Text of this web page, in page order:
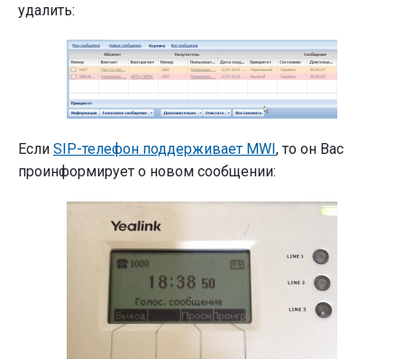
удалить:
Если SIP-телефон поддерживает MWI , то он Вас
проинформирует о новом сообщении: